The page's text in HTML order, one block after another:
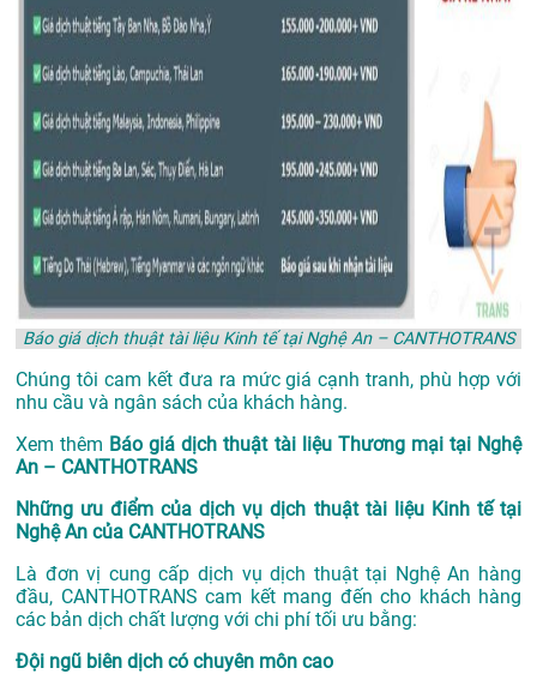
Báo giá dịch thuật tài liệu Kinh tế tại Nghệ An – CANTHOTRANS
Chúng tôi cam kết đưa ra mức giá cạnh tranh, phù hợp với
nhu cầu và ngân sách của khách hàng.
Xem thêm Báo giá dịch thuật tài liệu Thương mại tại Nghệ
An – CANTHOTRANS
Những ưu điểm của dịch vụ dịch thuật tài liệu Kinh tế tại
Nghệ An của CANTHOTRANS
Là đơn vị cung cấp dịch vụdịch thuật tại Nghệ An hàng
đầu, CANTHOTRANS cam kết mang đến cho khách hàng
các bản dịch chất lượng với chi phí tối ưu bằng:
Đội ngũ biên dịch có chuyên môn cao